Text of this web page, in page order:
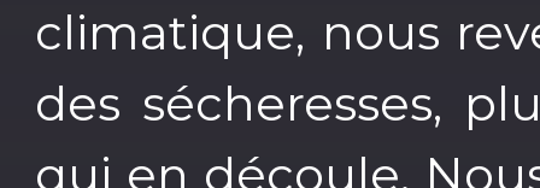
climatique, nous
des sécheresses,
qui en découle.